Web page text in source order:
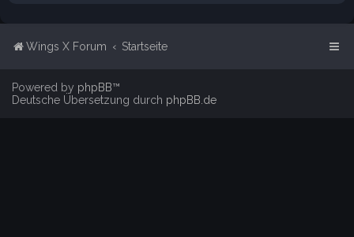
Wings X Forum Startseite
Powered by phpBB™
Deutsche Übersetzung durch phpBB.de